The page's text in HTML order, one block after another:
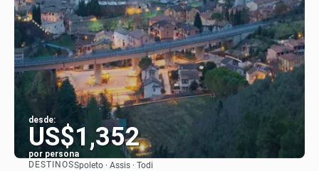
desde:
US$1,352
por persona
DESTINOSSpoleto · Assis · Todi